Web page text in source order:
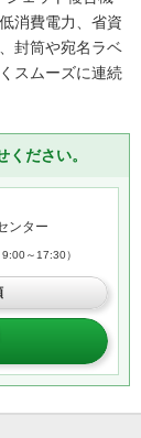
消費電力、省資
封筒や宛名ラベ
スムーズに連続
ください。
ンター
～17:30）